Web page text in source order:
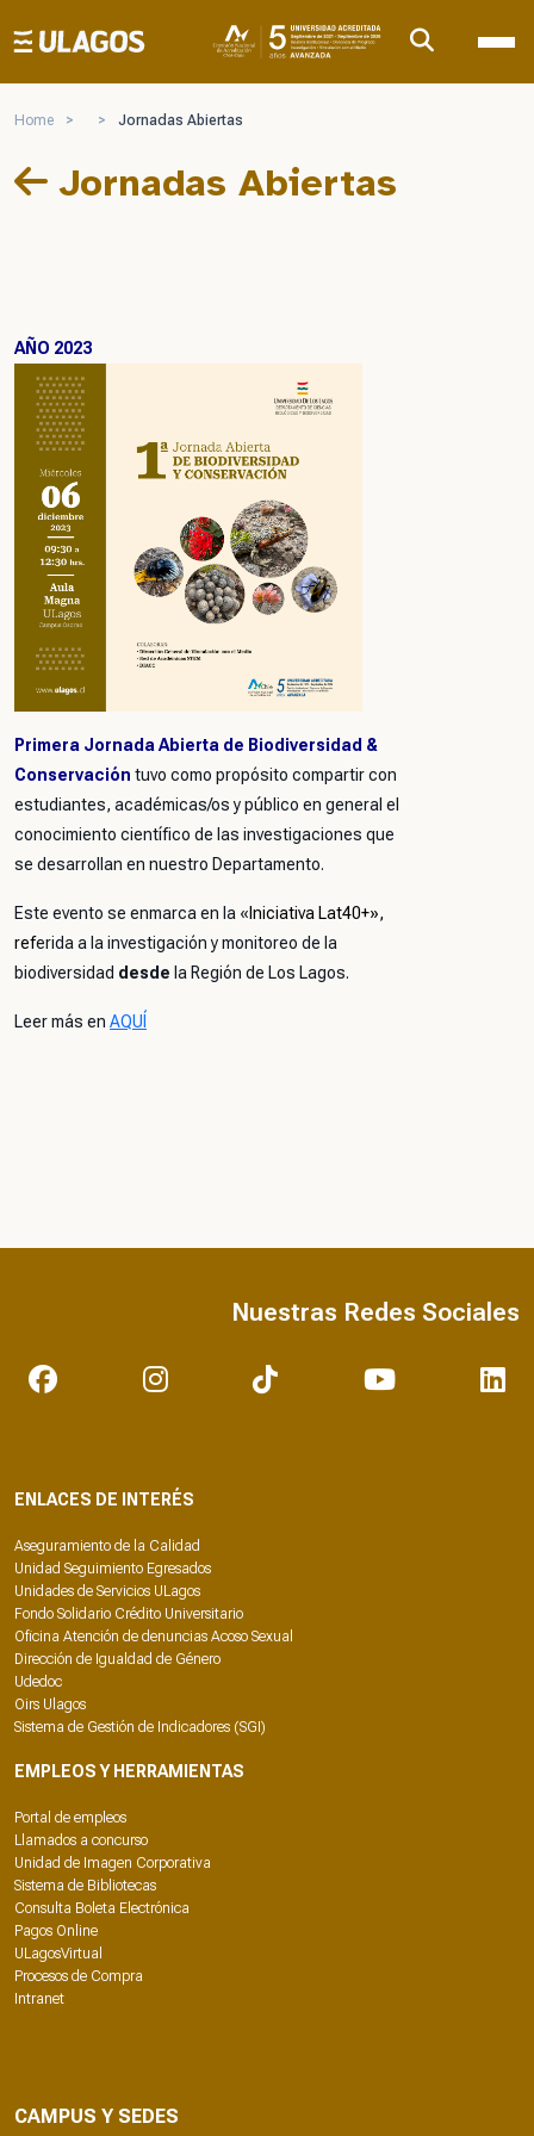
Ulagos Template
Home > > Jornadas Abiertas
Jornadas Abiertas
AÑO 2023
Primera Jornada Abierta de Biodiversidad &
Conservación tuvo como propósito compartir con
estudiantes, académicas/os y público en general el
conocimiento científico de las investigaciones que
se desarrollan en nuestro Departamento.
Este evento se enmarca en la « Iniciativa Lat40+»,
referida a la investigación y monitoreo de la
biodiversidad desde la Región de Los Lagos.
Leer más en AQUÍ
ENLACES DE INTERÉS
Aseguramiento de la Calidad
Unidad Seguimiento Egresados
Unidades de Servicios ULagos
Fondo Solidario Crédito Universitario
Oficina Atención de denuncias Acoso Sexual
Dirección de Igualdad de Género
Udedoc
Oirs Ulagos
Sistema de Gestión de Indicadores (SGI)
EMPLEOS Y HERRAMIENTAS
Portal de empleos
Llamados a concurso
Unidad de Imagen Corporativa
Sistema de Bibliotecas
Consulta Boleta Electrónica
Pagos Online
ULagosVirtual
Procesos de Compra
Intranet
CAMPUS Y SEDES
Nuestras Redes Sociales